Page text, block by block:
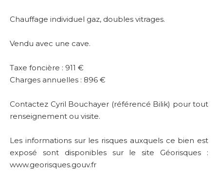
Chauffage individuel gaz, doubles vitrages.
Vendu avec une cave.
Taxe foncière : 911 €
Charges annuelles : 896 €
Contactez Cyril Bouchayer (référencé Bilik) pour tout
renseignement ou visite.
Les informations sur les risques auxquels ce bien est
exposé sont disponibles sur le site Géorisques :
www.georisques.gouv.fr